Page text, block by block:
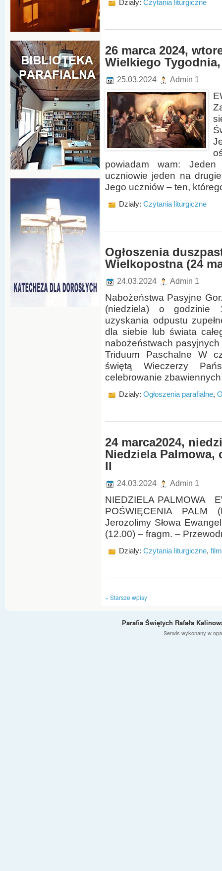
Działy: Czytania liturgiczne
26 marca 2024,
Wielkiego
25.03.2024 Admin 1
powiadam wam:
uczniowie jeden na
Jego uczniów – ten,
Działy: Czytania liturgiczne
Ogłoszenia
Wielkopostna (24
24.03.2024 Admin 1
Nabożeństwa Pasyjne
(niedziela) o godzinie
uzyskania odpustu
dla siebie lub świata
nabożeństwach pasyjnych
Triduum Paschalne W
świętą Wieczerzy
celebrowanie
Działy: Ogłoszenia parafialne,
24 marca2024,
Niedziela Palmowa,
II
24.03.2024 Admin 1
NIEDZIELA PALMOWA
POŚWIĘCENIA
Jerozolimy Słowa
(12.00) – fragm. –
Działy: Czytania liturgiczne,
« Starsze wpisy
Parafia Świętych Rafała
Serwis wykonany w